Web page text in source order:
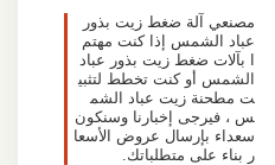
مصنعي آلة ضغط زيت بذور
عباد الشمس إذا كنت مهتم
ا بآلات ضغط زيت بذور عباد
الشمس أو كنت تخطط لتثبي
ت مطحنة زيت عباد الشم
س ، فيرجى إخبارنا وسنكون
سعداء بإرسال عروض الأسعا
ر بناء على متطلباتك.